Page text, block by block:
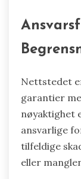
Nettstedet
garantier
nøyaktighet
ansvarlige
tilfeldige
eller